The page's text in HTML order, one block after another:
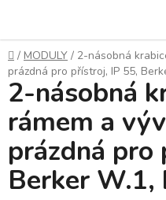
obsah
Domů
/ MODULY / 2-násobná
prázdná pro přístroj, IP 55,
2-násobná
rámem a
prázdná
Berker